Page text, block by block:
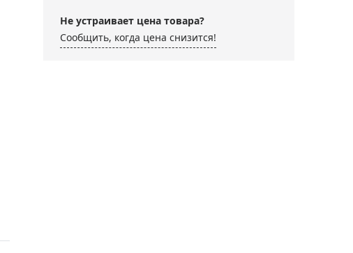
Не устраивает цена товара?
Сообщить, когда цена снизится!